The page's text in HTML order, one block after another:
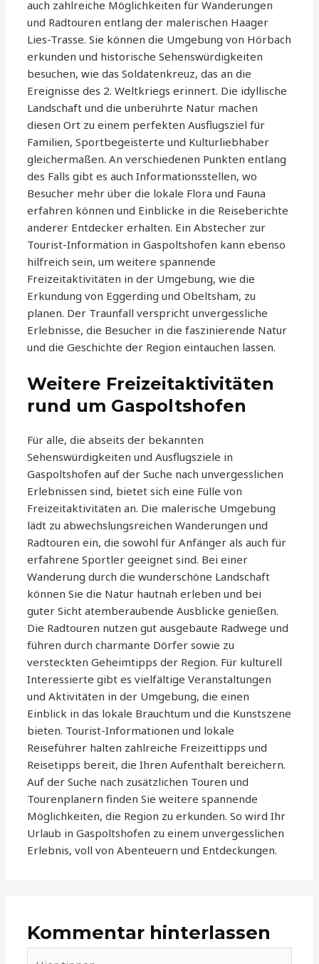
auch zahlreiche Möglichkeiten für Wanderungen
und Radtouren entlang der malerischen Haager
Lies-Trasse. Sie können die Umgebung von Hörbach
erkunden und historische Sehenswürdigkeiten
besuchen, wie das Soldatenkreuz, das an die
Ereignisse des 2. Weltkriegs erinnert. Die idyllische
Landschaft und die unberührte Natur machen
diesen Ort zu einem perfekten Ausflugsziel für
Familien, Sportbegeisterte und Kulturliebhaber
gleichermaßen. An verschiedenen Punkten entlang
des Falls gibt es auch Informationsstellen, wo
Besucher mehr über die lokale Flora und Fauna
erfahren können und Einblicke in die Reiseberichte
anderer Entdecker erhalten. Ein Abstecher zur
Tourist-Information in Gaspoltshofen kann ebenso
hilfreich sein, um weitere spannende
Freizeitaktivitäten in der Umgebung, wie die
Erkundung von Eggerding und Obeltsham, zu
planen. Der Traunfall verspricht unvergessliche
Erlebnisse, die Besucher in die faszinierende Natur
und die Geschichte der Region eintauchen lassen.
Weitere Freizeitaktivitäten
rund um Gaspoltshofen
Für alle, die abseits der bekannten
Sehenswürdigkeiten und Ausflugsziele in
Gaspoltshofen auf der Suche nach unvergesslichen
Erlebnissen sind, bietet sich eine Fülle von
Freizeitaktivitäten an. Die malerische Umgebung
lädt zu abwechslungsreichen Wanderungen und
Radtouren ein, die sowohl für Anfänger als auch für
erfahrene Sportler geeignet sind. Bei einer
Wanderung durch die wunderschöne Landschaft
können Sie die Natur hautnah erleben und bei
guter Sicht atemberaubende Ausblicke genießen.
Die Radtouren nutzen gut ausgebaute Radwege und
führen durch charmante Dörfer sowie zu
versteckten Geheimtipps der Region. Für kulturell
Interessierte gibt es vielfältige Veranstaltungen
und Aktivitäten in der Umgebung, die einen
Einblick in das lokale Brauchtum und die Kunstszene
bieten. Tourist-Informationen und lokale
Reiseführer halten zahlreiche Freizeittipps und
Reisetipps bereit, die Ihren Aufenthalt bereichern.
Auf der Suche nach zusätzlichen Touren und
Tourenplanern finden Sie weitere spannende
Möglichkeiten, die Region zu erkunden. So wird Ihr
Urlaub in Gaspoltshofen zu einem unvergesslichen
Erlebnis, voll von Abenteuern und Entdeckungen.
Kommentar hinterlassen